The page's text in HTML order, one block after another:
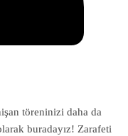
töreninizi daha da
buradayız! Zarafeti